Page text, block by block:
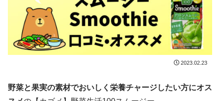
2023.02.23
野菜と果実の素材でおいしく栄養チャージしたい方にオス